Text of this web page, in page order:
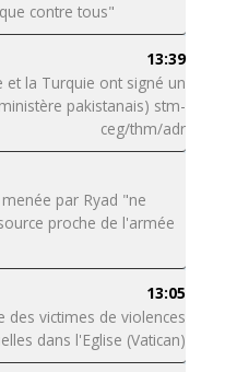
contre tous"
13:39
et la Turquie ont signé un
pakistanais) stm-
ceg/thm/adr
par Ryad "ne
proche de l'armée
13:05
des victimes de violences
dans l'Eglise (Vatican)